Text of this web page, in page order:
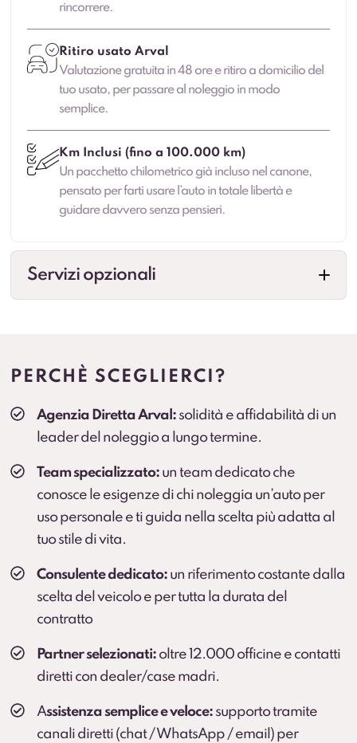
rincorrere.
Ritiro usato Arval
Valutazione gratuita in 48 ore e ritiro a domicilio del
tuo usato, per passare al noleggio in modo
semplice.
Km Inclusi (fino a 100.000 km)
Un pacchetto chilometrico già incluso nel canone,
pensato per farti usare l’auto in totale libertà e
guidare davvero senza pensieri.
Servizi opzionali
Cambio stagionale e, dove previsto, deposito
pneumatici per una gestione comoda durante
PERCHÈ SCEGLIERCI?
Agenzia Diretta Arval: solidità e affidabilità di un
leader del noleggio a lungo termine.
Team specializzato: un team dedicato che
conosce le esigenze di chi noleggia un’auto per
uso personale e ti guida nella scelta più adatta al
tuo stile di vita.
Consulente dedicato: un riferimento costante dalla
scelta del veicolo e per tutta la durata del
contratto
Partner selezionati: oltre 12.000 officine e contatti
diretti con dealer/case madri.
Assistenza semplice e veloce: supporto tramite
canali diretti (chat / WhatsApp / email) per